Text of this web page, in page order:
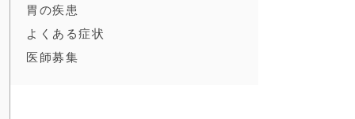
胃の疾患
よくある症状
医師募集